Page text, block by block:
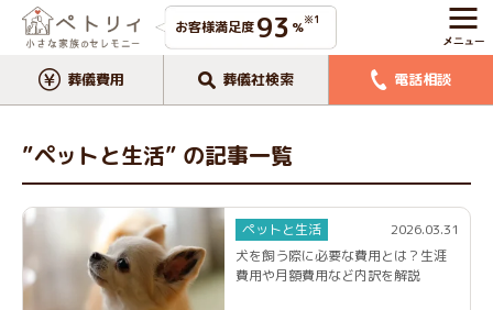
お客様満足度93 %※1
葬儀費用 葬儀社検索 電話相談
”ペットと生活” の記事一覧
ペットと生活
2026.03.31
犬を飼う際に必要な費用とは？生涯
費用や月額費用など内訳を解説